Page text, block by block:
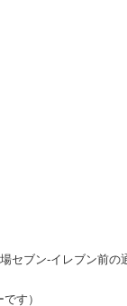
ブン-イレブン前の
す）